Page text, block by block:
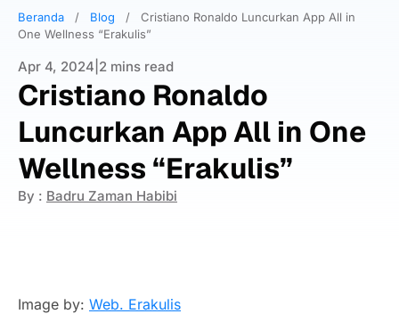
Beranda / Blog /
Cristiano Ronaldo Luncurkan App All in
One Wellness “Erakulis”
Apr 4, 2024 2 mins read
Cristiano Ronaldo
Luncurkan App All in One
Wellness “Erakulis”
By : Badru Zaman Habibi
Image by: Web. Erakulis